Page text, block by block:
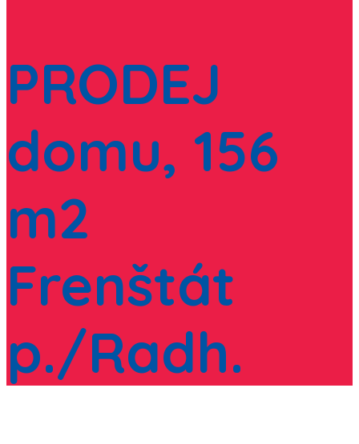
PRODEJ
domu, 156
m2
Frenštát
p./Radh.